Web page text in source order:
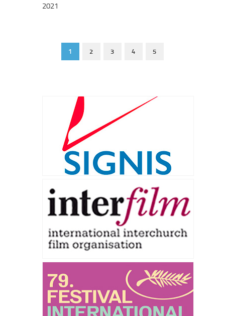
2021
1 2 3 4 5